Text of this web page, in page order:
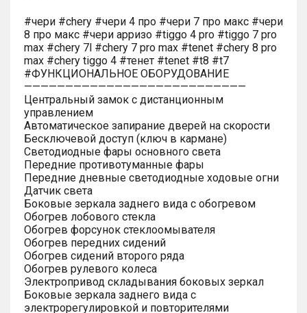
#чери #chery #чери 4 про #чери 7 про макс #чери
8 про макс #чери арризо #tiggo 4 pro #tiggo 7 pro
max #chery 7l #chery 7 pro max #tenet #chery 8 pro
max #chery tiggo 4 #тенет #tenet #t8 #t7
#ФУНКЦИОНАЛЬНОЕ ОБОРУДОВАНИЕ
———————————————————————————
Центральный замок с дистанционным
управлением
Автоматическое запирание дверей на скорости
Бесключевой доступ (ключ в кармане)
Светодиодные фары основного света
Передние противотуманные фары
Передние дневные светодиодные ходовые огни
Датчик света
Боковые зеркала заднего вида с обогревом
Обогрев лобового стекла
Обогрев форсунок стеклоомывателя
Обогрев передних сидений
Обогрев сидений второго ряда
Обогрев рулевого колеса
Электропривод складывания боковых зеркал
Боковые зеркала заднего вида с
электрорегулировкой и повторителями